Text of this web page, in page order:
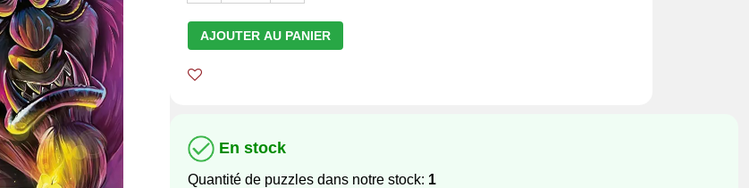
AJOUTER AU PANIER
En stock
Quantité de puzzles dans notre stock: 1